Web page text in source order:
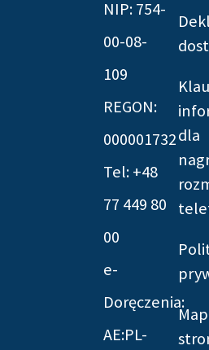
NIP: 754-
00-08-
109
REGON:
000001732
Tel: +48
77 449 80
00
e-
Doręczenia:
AE:PL-
dla